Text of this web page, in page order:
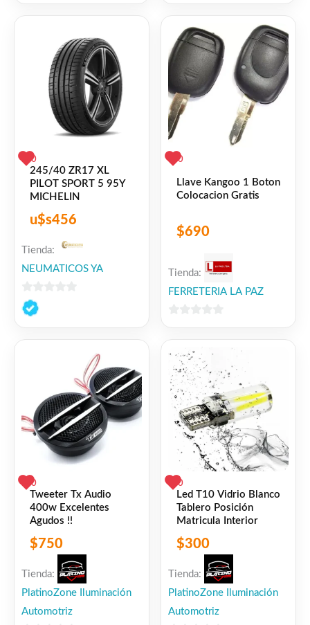
0
245/40 ZR17 XL
PILOT SPORT 5 95Y
MICHELIN
u$s456
Tienda:
NEUMATICOS YA
0
de
0
Llave Kangoo 1 Boton
Colocacion Gratis
$690
Tienda:
FERRETERIA LA PAZ
5
0
Tweeter Tx Audio
400w Excelentes
Agudos !!
$750
Tienda:
PlatinoZone Iluminación
Automotriz
0
Led T10 Vidrio Blanco
Tablero Posición
Matricula Interior
$300
Tienda:
PlatinoZone Iluminación
Automotriz